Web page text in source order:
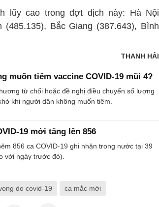
lũy cao trong đợt dịch này: Hà Nội
(485.135), Bắc Giang (387.643), Bình
THANH HẢI
muốn tiêm vaccine COVID-19 mũi 4?
từ chối hoặc đề nghị điều chuyển số lượng
khi người dân không muốn tiêm.
19 mới tăng lên 856
856 ca COVID-19 ghi nhận trong nước tại 39
với ngày trước đó).
do covid-19 ca mắc mới